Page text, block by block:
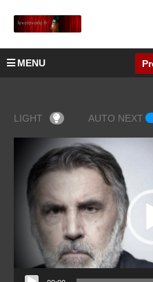
MENU
LIGHT AUTO NEXT
vidéo